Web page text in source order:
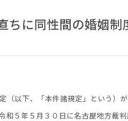
に同性間の婚姻
以下、「本件諸規定」という）
５年５月３０日に名古屋地方裁